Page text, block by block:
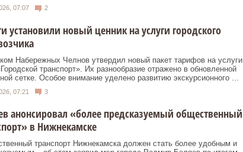
07:07 2
установили новый ценник на услуги городского
Набережных Челнов утвердил новый пакет тарифов на услуги
транспорт». Их разнообразие отражено в обновленной
сетке. Особое внимание уделено развитию экскурсионного ...
07:21 3
анонсировал «более предсказуемый общественный
в Нижнекамске
транспорт Нижнекамска должен стать более удобным и